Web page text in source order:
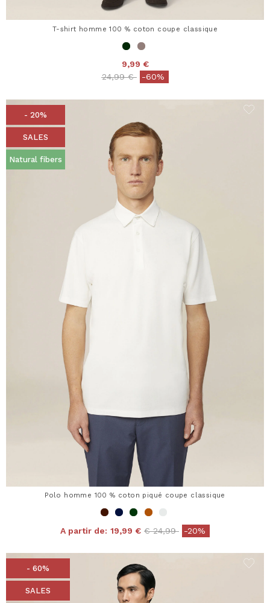
T-shirt homme 100 % coton coupe classique
9,99 €
Price reduced from
24,99 €to-60%
- 20%
SALES
Natural fibers
Polo homme 100 % coton piqué coupe classique
A partir de: 19,99 € Price reduced from
€ 24,99to-20%
- 60%
SALES